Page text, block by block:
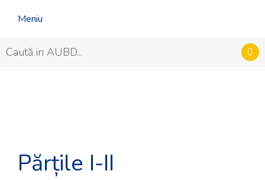
Meniu
Părțile I-II